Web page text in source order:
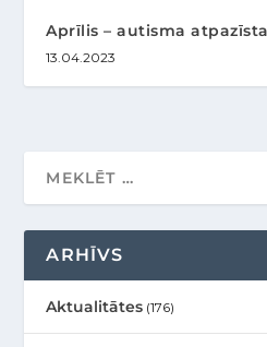
Aprīlis – autisma
13.04.2023
ARHĪVS
Aktualitātes (176)